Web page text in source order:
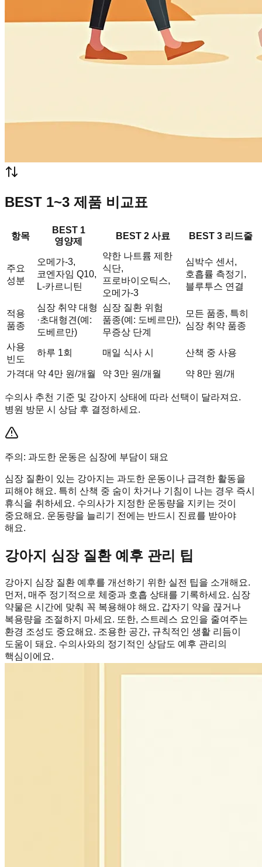
BEST 1~3 제품 비교표
항목
BEST 1
영양제
BEST 2 사료 BEST 3 리드줄
주요
성분
오메가-3,
코엔자임 Q10,
L-카르니틴
약한 나트륨 제한
식단,
프로바이오틱스,
오메가-3
심박수 센서,
호흡률 측정기,
블루투스 연결
적용
품종
심장 취약 대형
·초대형견(예:
도베르만)
심장 질환 위험
품종(예: 도베르만),
무증상 단계
모든 품종, 특히
심장 취약 품종
사용
빈도
하루 1회 매일 식사 시 산책 중 사용
가격대 약 4만 원/개월 약 3만 원/개월 약 8만 원/개
수의사 추천 기준 및 강아지 상태에 따라 선택이 달라져요.
병원 방문 시 상담 후 결정하세요.
주의: 과도한 운동은 심장에 부담이 돼요
심장 질환이 있는 강아지는 과도한 운동이나 급격한 활동을
피해야 해요. 특히 산책 중 숨이 차거나 기침이 나는 경우 즉시
휴식을 취하세요. 수의사가 지정한 운동량을 지키는 것이
중요해요. 운동량을 늘리기 전에는 반드시 진료를 받아야
해요.
강아지 심장 질환 예후 관리 팁
강아지 심장 질환 예후를 개선하기 위한 실전 팁을 소개해요.
먼저, 매주 정기적으로 체중과 호흡 상태를 기록하세요. 심장
약물은 시간에 맞춰 꼭 복용해야 해요. 갑자기 약을 끊거나
복용량을 조절하지 마세요. 또한, 스트레스 요인을 줄여주는
환경 조성도 중요해요. 조용한 공간, 규칙적인 생활 리듬이
도움이 돼요. 수의사와의 정기적인 상담도 예후 관리의
핵심이에요.